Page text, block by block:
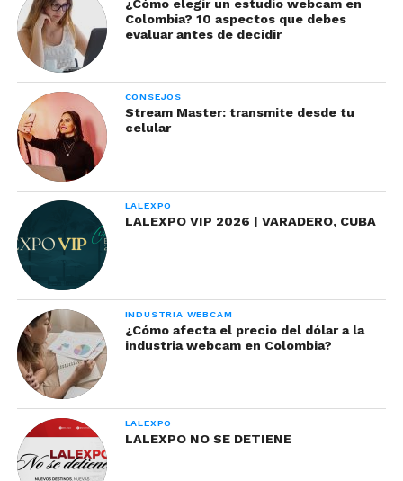
espectaculares anillos.¿Cómo elegir un estudio webcam en
Colombia? 10 aspectos que debes
evaluar antes de decidir
CONSEJOS
Stream Master: transmite desde tu
celular
LALEXPO
LALEXPO VIP 2026 | VARADERO, CUBA
INDUSTRIA WEBCAM
¿Cómo afecta el precio del dólar a la
industria webcam en Colombia?
LALEXPO
LALEXPO NO SE DETIENE